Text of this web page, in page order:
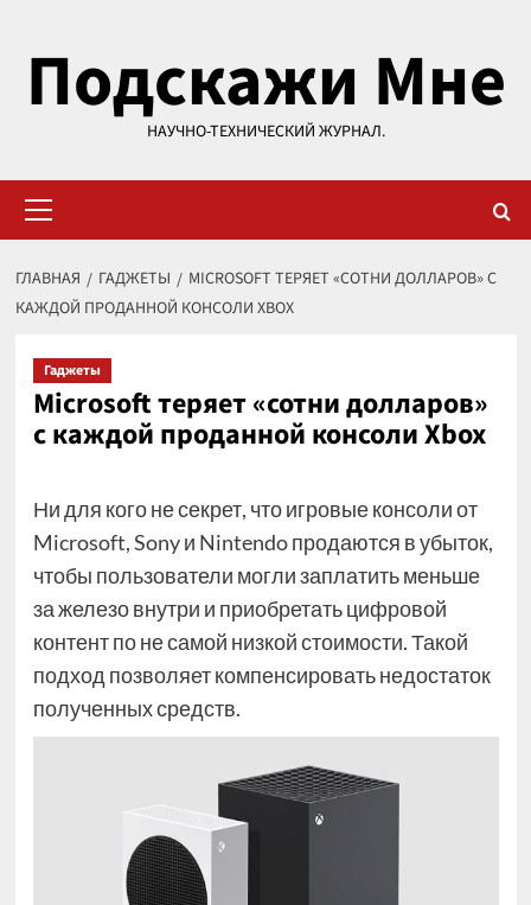
содержимому
Подскажи Мне
НАУЧНО-ТЕХНИЧЕСКИЙ ЖУРНАЛ.
меню
ГЛАВНАЯ ГАДЖЕТЫ
MICROSOFT ТЕРЯЕТ «СОТНИ ДОЛЛАРОВ» С
КАЖДОЙ ПРОДАННОЙ КОНСОЛИ XBOX
Гаджеты
Microsoft теряет «сотни долларов»
с каждой проданной консоли Xbox
Ни для кого не секрет, что игровые консоли от
Microsoft, Sony и Nintendo продаются в убыток,
чтобы пользователи могли заплатить меньше
за железо внутри и приобретать цифровой
контент по не самой низкой стоимости. Такой
подход позволяет компенсировать недостаток
полученных средств.